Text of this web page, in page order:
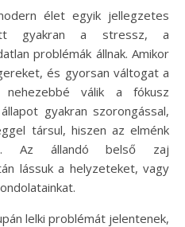
élet egyik jellegzetes
gyakran a stressz, a
problémák állnak. Amikor
és gyorsan váltogat a
válik a fókusz
gyakran szorongással,
társul, hiszen az elménk
Az állandó belső zaj
lássuk a helyzeteket, vagy
lelki problémát jelentenek,